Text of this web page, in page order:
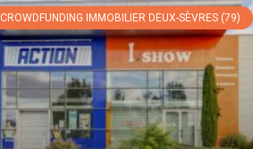
CROWDFUNDING IMMOBILIER DEUX-SÈVRES (79)